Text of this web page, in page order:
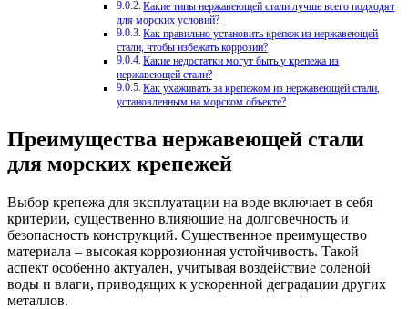
Какие типы нержавеющей стали лучше всего подходят
для морских условий?
Как правильно установить крепеж из нержавеющей
стали, чтобы избежать коррозии?
Какие недостатки могут быть у крепежа из
нержавеющей стали?
Как ухаживать за крепежом из нержавеющей стали,
установленным на морском объекте?
Преимущества нержавеющей стали
для морских крепежей
Выбор крепежа для эксплуатации на воде включает в себя
критерии, существенно влияющие на долговечность и
безопасность конструкций. Существенное преимущество
материала – высокая коррозионная устойчивость. Такой
аспект особенно актуален, учитывая воздействие соленой
воды и влаги, приводящих к ускоренной деградации других
металлов.